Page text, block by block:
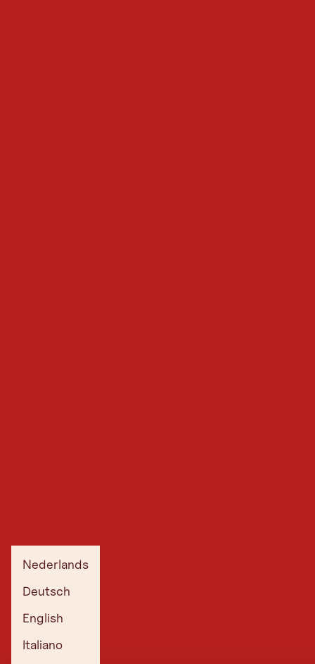
Nederlands
Deutsch
English
Italiano